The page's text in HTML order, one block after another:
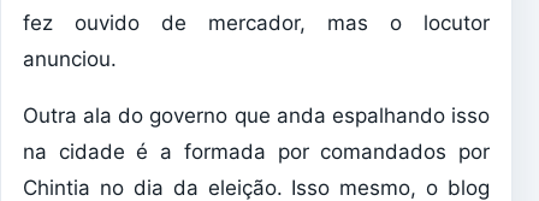
fez ouvido de mercador, mas o locutor
anunciou.
Outra ala do governo que anda espalhando isso
na cidade é a formada por comandados por
Chintia no dia da eleição. Isso mesmo, o blog